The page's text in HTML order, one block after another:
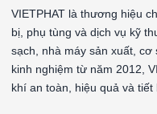
*Gasket (ron):
*Lưới bảo vệ: Tôn kẽm 2
*Nhiệt độ hoạt động tối đa:
*Vận tốc gió bề mặt: 2.5
*Độ tổn thất áp suất ban
VIETPHAT là thương hiệu
bị, phụ tùng và dịch vụ kỹ
sạch, nhà máy sản xuất,
kinh nghiệm từ năm 2012,
khí an toàn, hiệu quả và tiết